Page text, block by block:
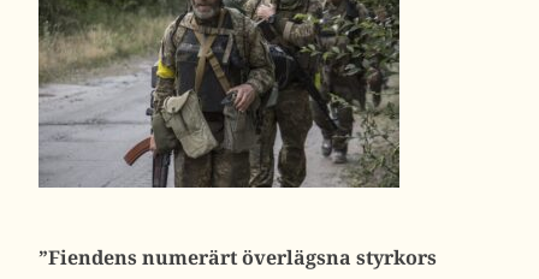
”Fiendens numerärt överlägsna styrkors